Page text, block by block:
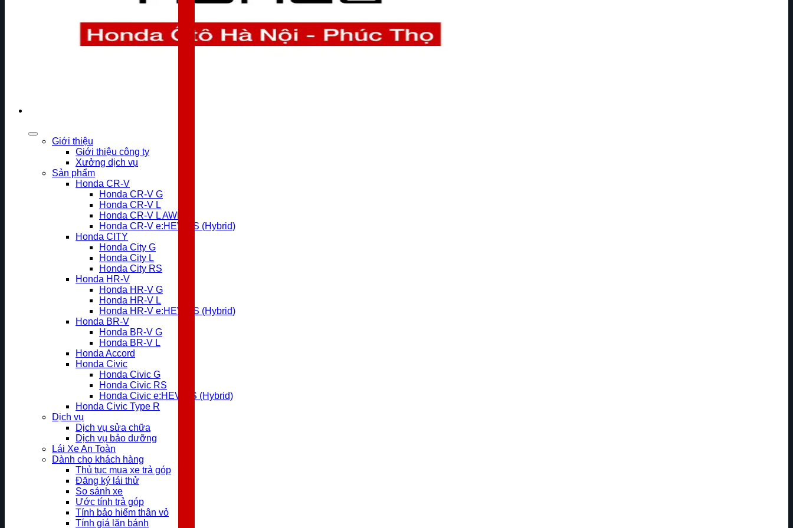
Giới thiệu
Giới thiệu công ty
Xưởng dịch vụ
Sản phẩm
Honda CR-V
Honda CR-V G
Honda CR-V L
Honda CR-V L AWD
Honda CR-V e:HEV RS (Hybrid)
Honda CITY
Honda City G
Honda City L
Honda City RS
Honda HR-V
Honda HR-V G
Honda HR-V L
Honda HR-V e:HEV RS (Hybrid)
Honda BR-V
Honda BR-V G
Honda BR-V L
Honda Accord
Honda Civic
Honda Civic G
Honda Civic RS
Honda Civic e:HEV RS (Hybrid)
Honda Civic Type R
Dịch vụ
Dịch vụ sửa chữa
Dịch vụ bảo dưỡng
Lái Xe An Toàn
Dành cho khách hàng
Thủ tục mua xe trả góp
Đăng ký lái thử
So sánh xe
Ước tính trả góp
Tính bảo hiểm thân vỏ
Tính giá lăn bánh